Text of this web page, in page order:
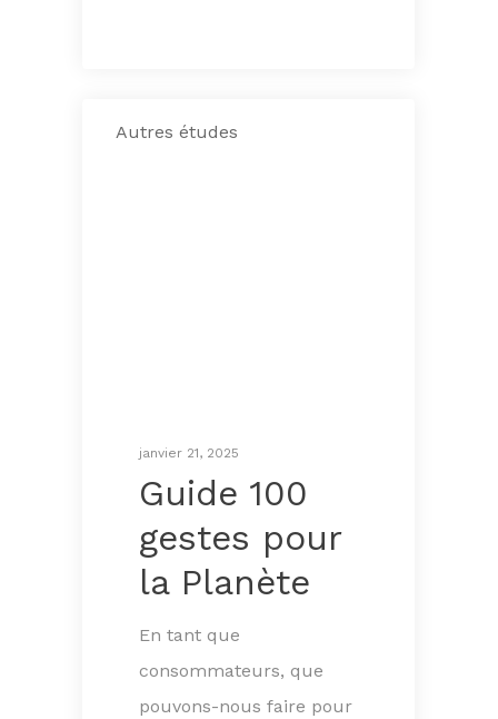
Autres études
janvier 21, 2025
Guide 100
gestes pour
la Planète
En tant que
consommateurs, que
pouvons-nous faire pour